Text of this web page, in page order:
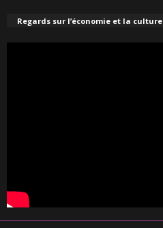
Regards sur l’économie et la culture